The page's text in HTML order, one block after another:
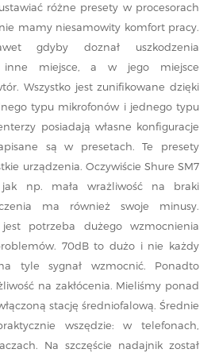
różne presety w procesorach
mamy niesamowity komfort pracy.
gdyby doznał uszkodzenia
inne miejsce, a w jego miejsce
Wszystko jest zunifikowane dzięki
typu mikrofonów i jednego typu
posiadają własne konfiguracje
są w presetach. Te presety
urządzenia. Oczywiście Shure SM7
np. mała wrażliwość na braki
ma również swoje minusy.
potrzeba dużego wzmocnienia
70dB to dużo i nie każdy
tyle sygnał wzmocnić. Ponadto
na zakłócenia. Mieliśmy ponad
stację średniofalową. Średnie
wszędzie: w telefonach,
Na szczęście nadajnik został